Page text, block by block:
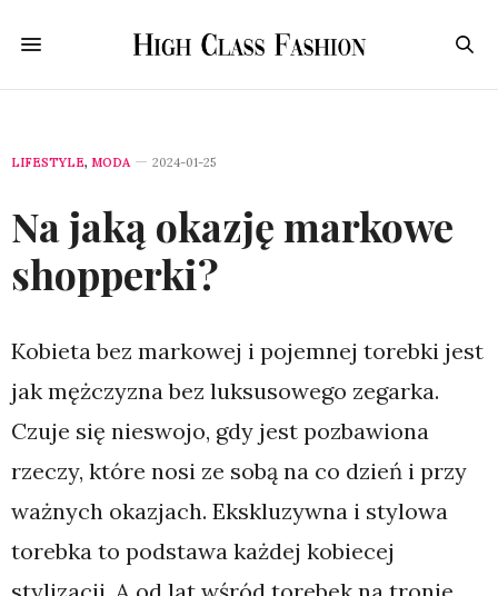
LIFESTYLE, MODA 2024-01-25
Na jaką okazję markowe
shopperki?
Kobieta bez markowej i pojemnej torebki jest
jak mężczyzna bez luksusowego zegarka.
Czuje się nieswojo, gdy jest pozbawiona
rzeczy, które nosi ze sobą na co dzień i przy
ważnych okazjach. Ekskluzywna i stylowa
torebka to podstawa każdej kobiecej